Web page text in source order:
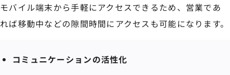
モバイル端末から手軽にアクセスできるため、営業であ
れば移動中などの隙間時間にアクセスも可能になります。
コミュニケーションの活性化